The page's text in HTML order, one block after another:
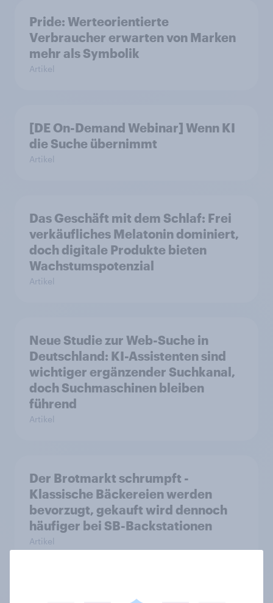
Pride: Werteorientierte
Verbraucher erwarten von Marken
mehr als Symbolik
Artikel
[DE On-Demand Webinar] Wenn KI
die Suche übernimmt
Artikel
Das Geschäft mit dem Schlaf: Frei
verkäufliches Melatonin dominiert,
doch digitale Produkte bieten
Wachstumspotenzial
Artikel
Neue Studie zur Web-Suche in
Deutschland: KI-Assistenten sind
wichtiger ergänzender Suchkanal,
doch Suchmaschinen bleiben
führend
Artikel
Der Brotmarkt schrumpft -
Klassische Bäckereien werden
bevorzugt, gekauft wird dennoch
häufiger bei SB-Backstationen
Artikel
Neue Zölle für Temu & Co.: Jeder